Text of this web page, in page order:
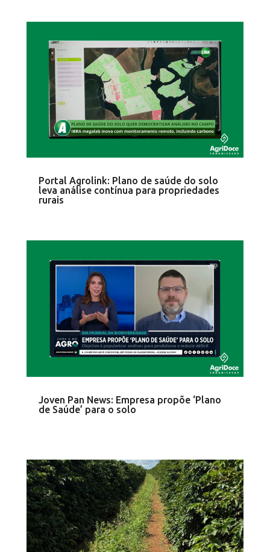
Portal Agrolink: Plano de saúde do solo
leva análise contínua para propriedades
rurais
Joven Pan News: Empresa propõe ‘Plano
de Saúde’ para o solo